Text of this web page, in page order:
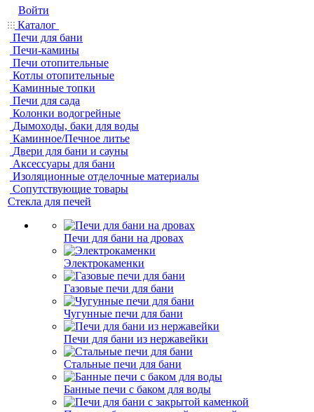
Войти
Каталог
Печи для бани
Печи-камины
Печи отопительные
Котлы отопительные
Каминные топки
Печи для сада
Колонки водогрейные
Дымоходы, баки для воды
Каминное/Печное литье
Двери для бани и сауны
Аксессуары для бани
Изоляционные отделочные материалы
Сопутствующие товары
Стекла для печей
Печи для бани на дровах
Электрокаменки
Газовые печи для бани
Чугунные печи для бани
Печи для бани из нержавейки
Стальные печи для бани
Банные печи с баком для воды